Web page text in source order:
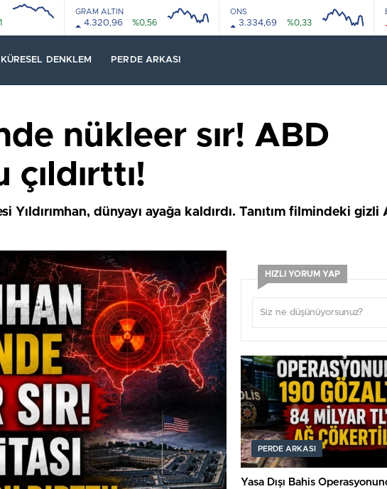
GRAM ALTIN
4.320,96 %0,56
ONS
3.334,69 %0,33
KÜRESEL DENKLEM PERDE ARKASI
nükleer sır! ABD
çıldırttı!
dünyayı ayağa kaldırdı. Tanıtım filmindeki gizli
HIZLI YORUM YAP
PERDE ARKASI
Yasa Dışı Bahis